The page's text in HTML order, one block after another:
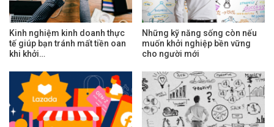
Kinh nghiệm kinh doanh thực
tế giúp bạn tránh mất tiền oan
khi khởi…
Những kỹ năng sống còn nếu
muốn khởi nghiệp bền vững
cho người mới